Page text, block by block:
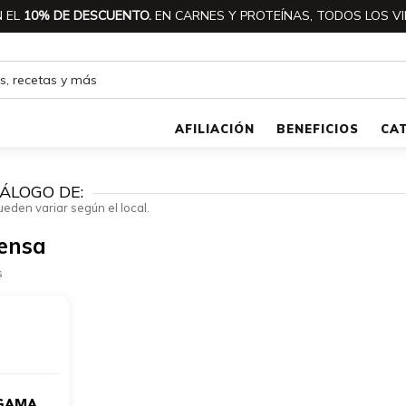
EL 10% DE DESCUENTO. EN CARNES Y PROTEÍNAS, TODOS LOS
AFILIACIÓN BENEFICIOS
DE:
variar según el local.